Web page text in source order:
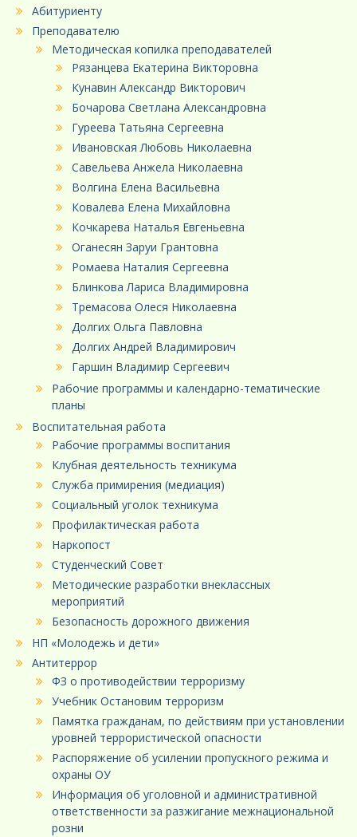
Абитуриенту
Преподавателю
Методическая копилка преподавателей
Рязанцева Екатерина Викторовна
Кунавин Александр Викторович
Бочарова Светлана Александровна
Гуреева Татьяна Сергеевна
Ивановская Любовь Николаевна
Савельева Анжела Николаевна
Волгина Елена Васильевна
Ковалева Елена Михайловна
Кочкарева Наталья Евгеньевна
Оганесян Заруи Грантовна
Ромаева Наталия Сергеевна
Блинкова Лариса Владимировна
Тремасова Олеся Николаевна
Долгих Ольга Павловна
Долгих Андрей Владимирович
Гаршин Владимир Сергеевич
Рабочие программы и календарно-тематические
планы
Воспитательная работа
Рабочие программы воспитания
Клубная деятельность техникума
Служба примирения (медиация)
Социальный уголок техникума
Профилактическая работа
Наркопост
Студенческий Совет
Методические разработки внеклассных
мероприятий
Безопасность дорожного движения
НП «Молодежь и дети»
Антитеррор
ФЗ о противодействии терроризму
Учебник Остановим терроризм
Памятка гражданам, по действиям при установлении
уровней террористической опасности
Распоряжение об усилении пропускного режима и
охраны ОУ
Информация об уголовной и административной
ответственности за разжигание межнациональной
розни